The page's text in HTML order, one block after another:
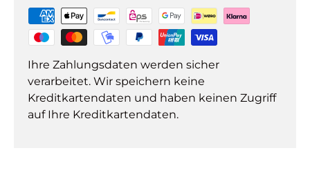
Ihre Zahlungsdaten werden sicher
verarbeitet. Wir speichern keine
Kreditkartendaten und haben keinen Zugriff
auf Ihre Kreditkartendaten.